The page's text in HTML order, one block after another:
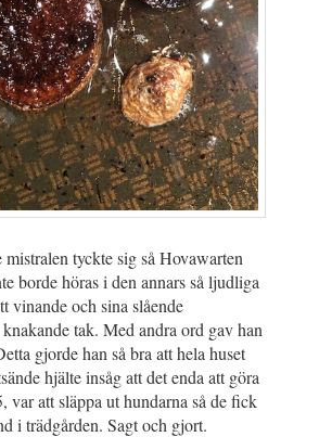
tyckte sig så Hovawarten
borde höras i den annars så ljudliga
vinande och sina slående
tak. Med andra ord gav han
gjorde han så bra att hela huset
hjälte insåg att det enda att göra
var att släppa ut hundarna så de fick
i trädgården. Sagt och gjort.